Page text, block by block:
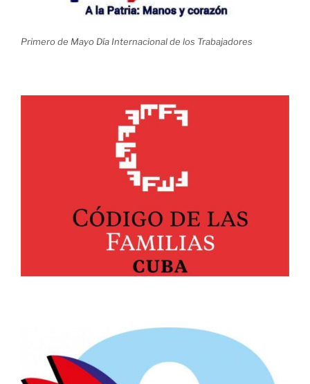
Primero de Mayo Día Internacional de los Trabajadores